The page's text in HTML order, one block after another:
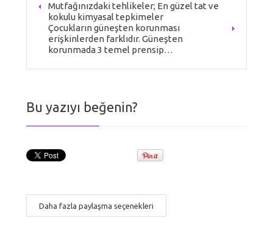
Mutfağınızdaki tehlikeler; En güzel tat ve
kokulu kimyasal tepkimeler
Çocukların güneşten korunması
erişkinlerden farklıdır. Güneşten
korunmada 3 temel prensip…
Bu yazıyı beğenin?
Daha fazla paylaşma seçenekleri